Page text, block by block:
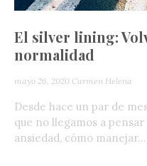
El silver lining:
normalidad
mayo 26, 2020 Carmen Helena
Desde hace un par de
que no llegamos a
ansiedad, cómo manejar...